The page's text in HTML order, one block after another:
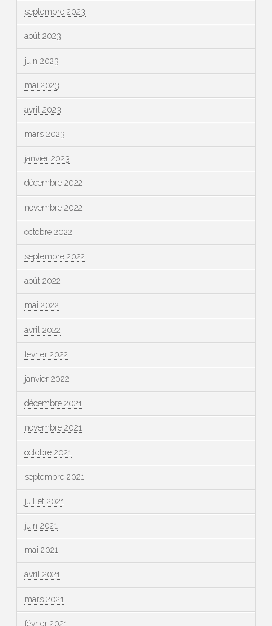
septembre 2023
août 2023
juin 2023
mai 2023
avril 2023
mars 2023
janvier 2023
décembre 2022
novembre 2022
octobre 2022
septembre 2022
août 2022
mai 2022
avril 2022
février 2022
janvier 2022
décembre 2021
novembre 2021
octobre 2021
septembre 2021
juillet 2021
juin 2021
mai 2021
avril 2021
mars 2021
février 2021